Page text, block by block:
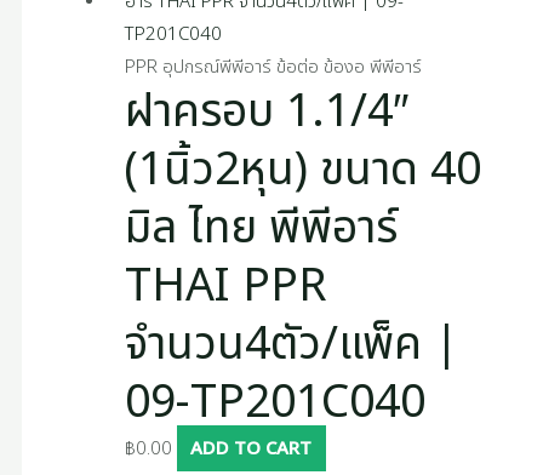
PPR อุปกรณ์พีพีอาร์ ข้อต่อ ข้องอ พีพีอาร์
ฝาครอบ 1.1/4″
(1นิ้ว2หุน) ขนาด 40
มิล ไทย พีพีอาร์
THAI PPR
จำนวน4ตัว/แพ็ค |
09-TP201C040
฿0.00 ADD TO CART